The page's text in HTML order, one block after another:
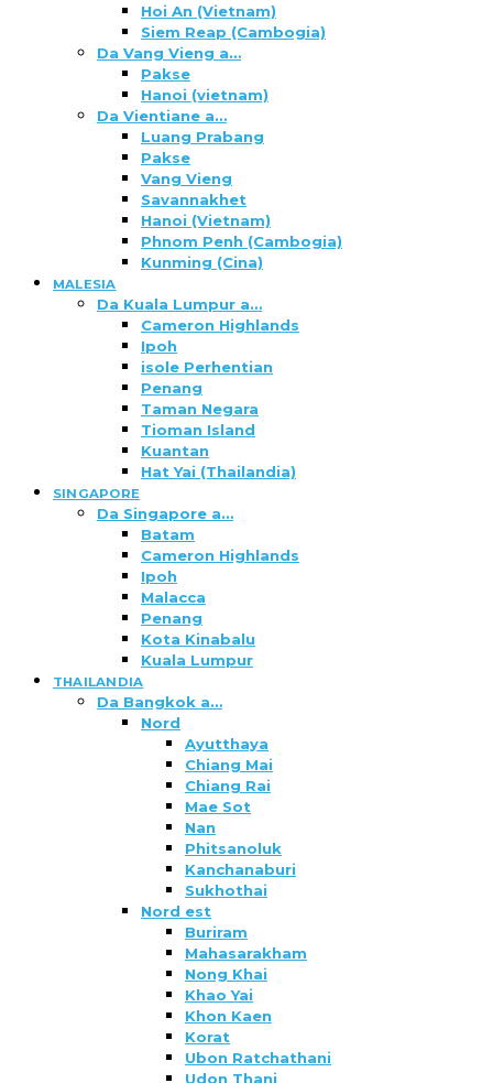
Hoi An (Vietnam)
Siem Reap (Cambogia)
Da Vang Vieng a…
Pakse
Hanoi (vietnam)
Da Vientiane a…
Luang Prabang
Pakse
Vang Vieng
Savannakhet
Hanoi (Vietnam)
Phnom Penh (Cambogia)
Kunming (Cina)
MALESIA
Da Kuala Lumpur a…
Cameron Highlands
Ipoh
isole Perhentian
Penang
Taman Negara
Tioman Island
Kuantan
Hat Yai (Thailandia)
SINGAPORE
Da Singapore a…
Batam
Cameron Highlands
Ipoh
Malacca
Penang
Kota Kinabalu
Kuala Lumpur
THAILANDIA
Da Bangkok a…
Nord
Ayutthaya
Chiang Mai
Chiang Rai
Mae Sot
Nan
Phitsanoluk
Kanchanaburi
Sukhothai
Nord est
Buriram
Mahasarakham
Nong Khai
Khao Yai
Khon Kaen
Korat
Ubon Ratchathani
Udon Thani